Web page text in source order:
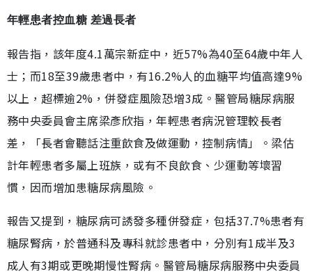
年輕患者控血糖 差過長者
報告指，該年度4.1萬宗新症中，近57%為40至64歲中年人
士；而18至39歲患者中，有16.2%人的血糖平均值高達9%
以上，超標逾2%，併發症風險恐增3成。醫管局糖尿病服
務中央委員會主席梁彥欣指，年輕患者病況管理較長者
差，「長者會聽話注重飲食及做運動，控制病情」。梁估
計年輕患者多屬上班族，或有不良飲食、少運動等壞習
慣，因而增加患糖尿病風險。
報告又提到，糖尿病可誘發多種併發症，包括37.7%患者有
糖尿腎病，於普通科及專科就診患者中，分別有1成半及3
成人有3期或更晚期慢性腎病。醫管局糖尿病服務中央委員